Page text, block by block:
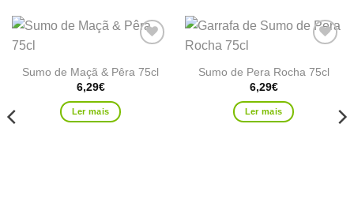
aos
favoritos
Sumo de Maçã & Pêra 75cl
6,29€
Ler mais
aos
favoritos
Sumo de Pera Rocha 75cl
6,29€
Ler mais